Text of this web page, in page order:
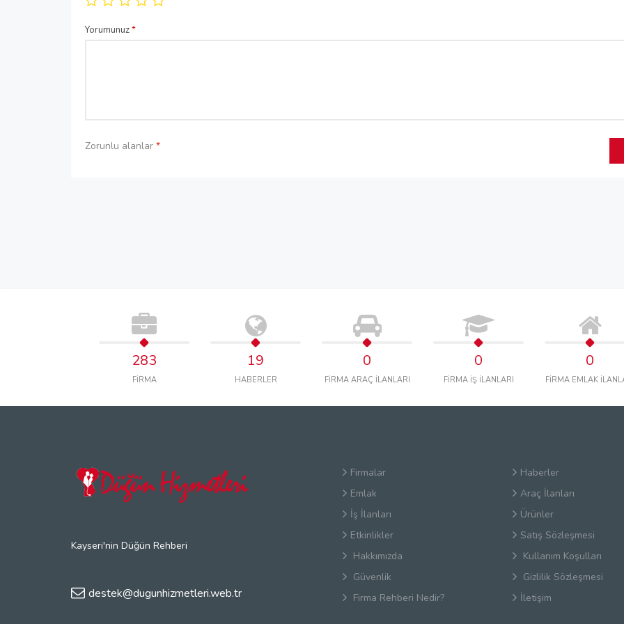
Yorumunuz*
Zorunlu alanlar *
283
FİRMA
19
HABERLER
0
FİRMA ARAÇ İLANLARI
0
FİRMA İŞ İLANLARI
0
FİRMA EMLAK
Kayseri'nin Düğün Rehberi
destek@dugunhizmetleri.web.tr
Firmalar
Haberler
Emlak
Araç İlanları
İş İlanları
Ürünler
Etkinlikler
Satış Sözleşmesi
Hakkımızda
Kullanım Koşulları
Güvenlik
Gizlilik Sözleşmesi
Firma Rehberi Nedir?
İletişim